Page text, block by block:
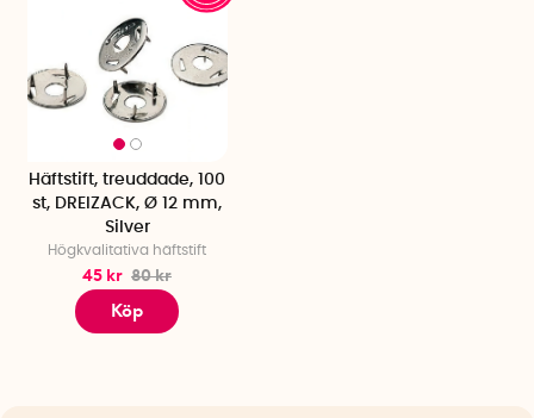
Häftstift, treuddade, 100
st, DREIZACK, Ø 12 mm,
Silver
Högkvalitativa häftstift
45 kr 80 kr
Köp